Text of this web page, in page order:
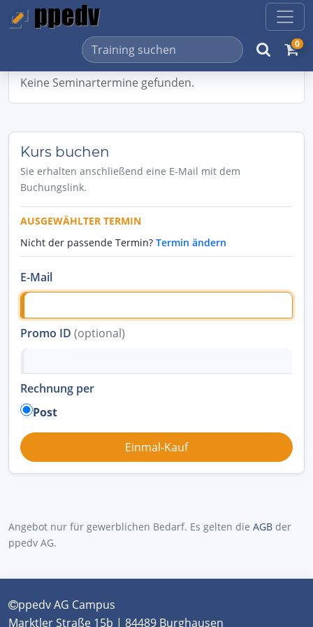
0
Keine Seminartermine gefunden.
Kurs buchen
Sie erhalten anschließend eine E-Mail mit dem
Buchungslink.
AUSGEWÄHLTER TERMIN
Nicht der passende Termin? Termin ändern
E-Mail
Promo ID (optional)
Rechnung per
Post
Angebot nur für gewerblichen Bedarf. Es gelten die AGB der
ppedv AG.
ppedv AG Campus
Marktler Straße 15b | 84489 Burghausen